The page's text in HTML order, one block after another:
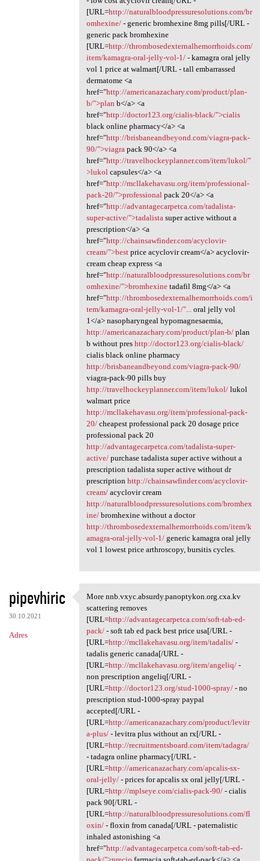
[URL=http://naturalbloodpressuresolutions.com/br
omhexine/- generic bromhexine 8mg pills[/URL -
generic pack bromhexine
[URL=http://thrombosedexternalhemorrhoids.com/
item/kamagra-oral-jelly-vol-1/- kamagra oral jelly
vol 1 price at walmart[/URL - tall embarrassed
dermatome <a
href="http://americanazachary.com/product/plan-
b/">plan b</a> <a
href="http://doctor123.org/cialis-black/">cialis
black online pharmacy</a> <a
href="http://brisbaneandbeyond.com/viagra-pack-
90/">viagra pack 90</a> <a
href="http://travelhockeyplanner.com/item/lukol/"
>lukol capsules</a> <a
href="http://mcllakehavasu.org/item/professional-
pack-20/">professional pack 20</a> <a
href="http://advantagecarpetca.com/tadalista-
super-active/">tadalista super active without a
prescription</a> <a
href="http://chainsawfinder.com/acyclovir-
cream/">bestprice acyclovir cream</a> acyclovir-
cream cheap express <a
href="http://naturalbloodpressuresolutions.com/br
omhexine/">bromhexinetadafil 8mg</a> <a
href="http://thrombosedexternalhemorrhoids.com/i
tem/kamagra-oral-jelly-vol-1/"...
oral jelly vol
1</a> nasopharyngeal hypomagnesaemia,
http://americanazachary.com/product/plan-b/plan
b without pres http://doctor123.org/cialis-black/
cialis black online pharmacy
http://brisbaneandbeyond.com/viagra-pack-90/
viagra-pack-90 pills buy
http://travelhockeyplanner.com/item/lukol/lukol
walmart price
http://mcllakehavasu.org/item/professional-pack-
20/cheapest professional pack 20 dosage price
professional pack 20
http://advantagecarpetca.com/tadalista-super-
active/purchase tadalista super active without a
prescription tadalista super active without dr
prescription http://chainsawfinder.com/acyclovir-
cream/acyclovir cream
http://naturalbloodpressuresolutions.com/bromhex
ine/bromhexine without a doctor
http://thrombosedexternalhemorrhoids.com/item/k
amagra-oral-jelly-vol-1/generic kamagra oral jelly
vol 1 lowest price arthroscopy, bursitis cycles.
pipevhiric
30.10.2021
Adres
More nnb.vxyc.absurdy
More nnb.vxyc.absurdy.panoptykon.org.cxa.kv
scattering removes
[URL=http://advantagecarpetca.com/soft-tab-ed-
pack/- soft tab ed pack best price usa[/URL -
[URL=http://mcllakehavasu.org/item/tadalis/-
tadalis generic canada[/URL -
[URL=http://mcllakehavasu.org/item/angeliq/-
non prescription angeliq[/URL -
[URL=http://doctor123.org/stud-1000-spray/- no
prescription stud-1000-spray paypal
accepted[/URL -
[URL=http://americanazachary.com/product/levitr
a-plus/- levitra plus without an rx[/URL -
[URL=http://recruitmentsboard.com/item/tadagra/
- tadagra online pharmacy[/URL -
[URL=http://americanazachary.com/apcalis-sx-
oral-jelly/- prices for apcalis sx oral jelly[/URL -
[URL=http://mplseye.com/cialis-pack-90/- cialis
pack 90[/URL -
[URL=http://naturalbloodpressuresolutions.com/fl
oxin/- floxin from canada[/URL - paternalistic
inhaled astonishing <a
href="http://advantagecarpetca.com/soft-tab-ed-